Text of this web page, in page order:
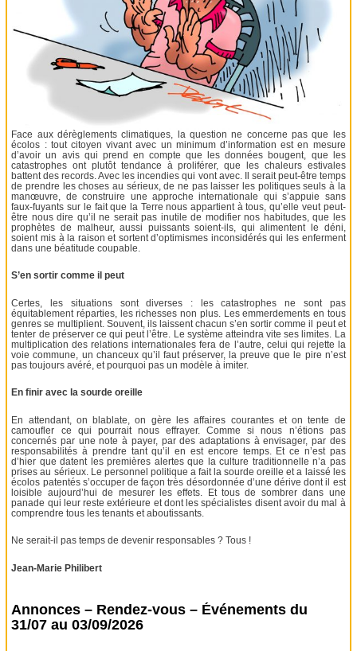
Face aux dérèglements climatiques, la question ne concerne pas que les
écolos : tout citoyen vivant avec un minimum d’information est en mesure
d’avoir un avis qui prend en compte que les données bougent, que les
catastrophes ont plutôt tendance à proliférer, que les chaleurs estivales
battent des records. Avec les incendies qui vont avec. Il serait peut-être temps
de prendre les choses au sérieux, de ne pas laisser les politiques seuls à la
manœuvre, de construire une approche internationale qui s’appuie sans
faux-fuyants sur le fait que la Terre nous appartient à tous, qu’elle veut peut-
être nous dire qu’il ne serait pas inutile de modifier nos habitudes, que les
prophètes de malheur, aussi puissants soient-ils, qui alimentent le déni,
soient mis à la raison et sortent d’optimismes inconsidérés qui les enferment
dans une béatitude coupable.
S’en sortir comme il peut
Certes, les situations sont diverses : les catastrophes ne sont pas
équitablement réparties, les richesses non plus. Les emmerdements en tous
genres se multiplient. Souvent, ils laissent chacun s’en sortir comme il peut et
tenter de préserver ce qui peut l’être. Le système atteindra vite ses limites. La
multiplication des relations internationales fera de l’autre, celui qui rejette la
voie commune, un chanceux qu’il faut préserver, la preuve que le pire n’est
pas toujours avéré, et pourquoi pas un modèle à imiter.
En finir avec la sourde oreille
En attendant, on blablate, on gère les affaires courantes et on tente de
camoufler ce qui pourrait nous effrayer. Comme si nous n’étions pas
concernés par une note à payer, par des adaptations à envisager, par des
responsabilités à prendre tant qu’il en est encore temps. Et ce n’est pas
d’hier que datent les premières alertes que la culture traditionnelle n’a pas
prises au sérieux. Le personnel politique a fait la sourde oreille et a laissé les
écolos patentés s’occuper de façon très désordonnée d’une dérive dont il est
loisible aujourd’hui de mesurer les effets. Et tous de sombrer dans une
panade qui leur reste extérieure et dont les spécialistes disent avoir du mal à
comprendre tous les tenants et aboutissants.
Ne serait-il pas temps de devenir responsables ? Tous !
Jean-Marie Philibert
Annonces – Rendez-vous – Événements du
31/07 au 03/09/2026